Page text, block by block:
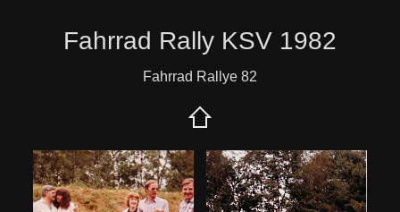
Fahrrad Rally KSV 1982
Fahrrad Rallye 82